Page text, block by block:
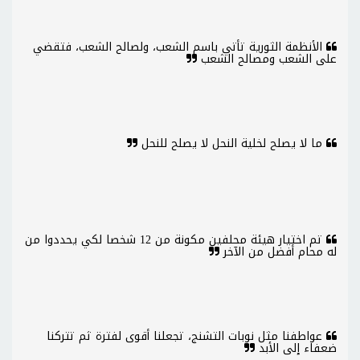
الأنظمة الثورية تأتي باسم الشعب، ولصالح الشعب، فتقضي
على الشعب ومصالح الشعب
ما لا يصلح لخلية النحل لا يصلح للنحل
تم اختيار هيئة محلفين مكونة من 12 شخصا لكي يحددوا من
له محام أفضل من الآخر
عواطفنا مثل نوبات التشنج، تجعلنا أقوى لفترة ثم تتركنا
ضعفاء إلى الأبد